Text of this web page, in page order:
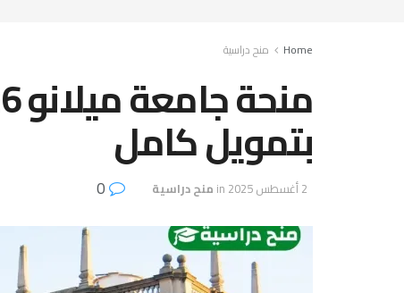
Home منح دراسية
بتمويل كامل
2 أغسطس 2025 in منح دراسية